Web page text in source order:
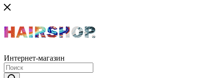
Интернет-магазин